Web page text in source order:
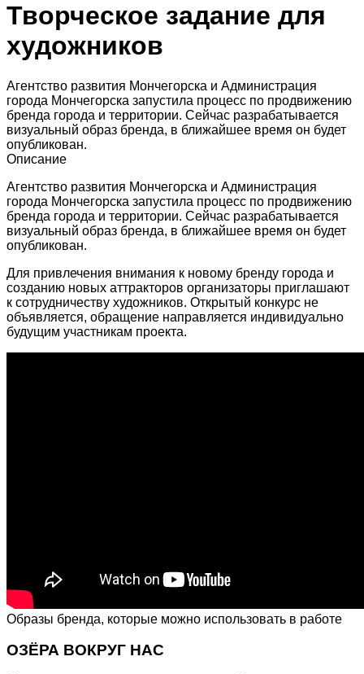
Творческое задание для
художников
Агентство развития Мончегорска и Администрация
города Мончегорска запустила процесс по продвижению
бренда города и территории. Сейчас разрабатывается
визуальный образ бренда, в ближайшее время он будет
опубликован.
Описание
Агентство развития Мончегорска и Администрация
города Мончегорска запустила процесс по продвижению
бренда города и территории. Сейчас разрабатывается
визуальный образ бренда, в ближайшее время он будет
опубликован.
Для привлечения внимания к новому бренду города и
созданию новых аттракторов организаторы приглашают
к сотрудничеству художников. Открытый конкурс не
объявляется, обращение направляется индивидуально
будущим участникам проекта.
Образы бренда, которые можно использовать в работе
ОЗЁРА ВОКРУГ НАС